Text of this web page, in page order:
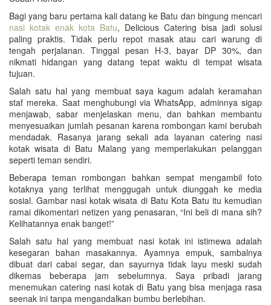
Bagi yang baru pertama kali datang ke Batu dan bingung mencari
nasi kotak enak kota Batu, Delicious Catering bisa jadi solusi
paling praktis. Tidak perlu repot masak atau cari warung di
tengah perjalanan. Tinggal pesan H-3, bayar DP 30%, dan
nikmati hidangan yang datang tepat waktu di tempat wisata
tujuan.
Salah satu hal yang membuat saya kagum adalah keramahan
staf mereka. Saat menghubungi via WhatsApp, adminnya sigap
menjawab, sabar menjelaskan menu, dan bahkan membantu
menyesuaikan jumlah pesanan karena rombongan kami berubah
mendadak. Rasanya jarang sekali ada layanan catering nasi
kotak wisata di Batu Malang yang memperlakukan pelanggan
seperti teman sendiri.
Beberapa teman rombongan bahkan sempat mengambil foto
kotaknya yang terlihat menggugah untuk diunggah ke media
sosial. Gambar nasi kotak wisata di Batu Kota Batu itu kemudian
ramai dikomentari netizen yang penasaran, “Ini beli di mana sih?
Kelihatannya enak banget!”
Salah satu hal yang membuat nasi kotak ini istimewa adalah
kesegaran bahan masakannya. Ayamnya empuk, sambalnya
dibuat dari cabai segar, dan sayurnya tidak layu meski sudah
dikemas beberapa jam sebelumnya. Saya pribadi jarang
menemukan catering nasi kotak di Batu yang bisa menjaga rasa
seenak ini tanpa mengandalkan bumbu berlebihan.